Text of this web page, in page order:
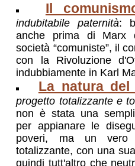
Il
indubitabile paternità:
anche prima di Marx
società “comuniste”, il
con la Rivoluzione
indubbiamente in Karl
La natura del
progetto totalizzante e
non è stata una
per appianare le
poveri, ma un vero
totalizzante, con una
quindi tutt'altro che